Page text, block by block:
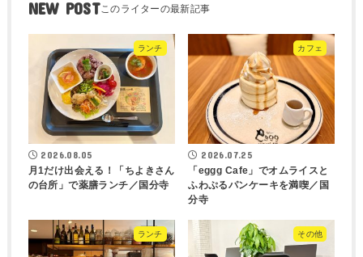
NEW POST
ランチ
2026.08.05
月1だけ出会える！「ちよきさん
の台所」で薬膳ランチ／国分寺
カフェ
2026.07.25
「eggg Cafe」でオムライスと
ふわぷるパンケーキを満喫／国
分寺
ランチ その他